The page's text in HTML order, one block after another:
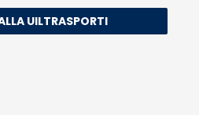
UILTRASPORTI